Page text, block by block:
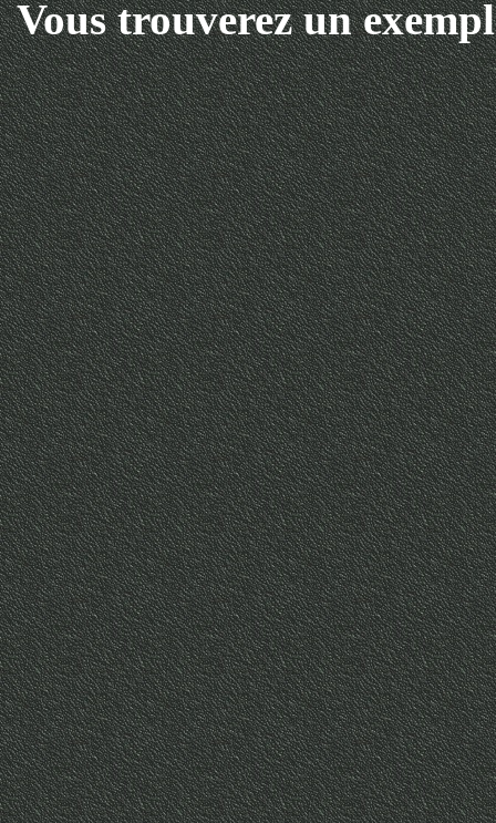
Vous trouverez un